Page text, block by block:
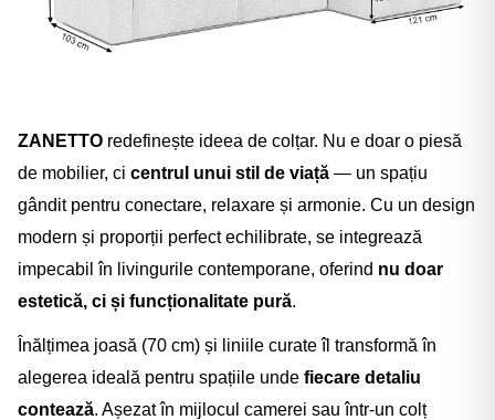
ZANETTO redefinește ideea de colțar. Nu e doar o piesă
de mobilier, ci centrul unui stil de viață — un spațiu
gândit pentru conectare, relaxare și armonie. Cu un design
modern și proporții perfect echilibrate, se integrează
impecabil în livingurile contemporane, oferind nu doar
estetică, ci și funcționalitate pură.
Înălțimea joasă (70 cm) și liniile curate îl transformă în
alegerea ideală pentru spațiile unde fiecare detaliu
contează. Așezat în mijlocul camerei sau într-un colț